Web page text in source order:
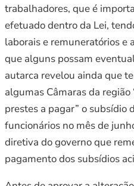
trabalhadores, que é
efetuado dentro da Lei,
laborais e remuneratórios e
que alguns possam
autarca revelou ainda que
algumas Câmaras da
prestes a pagar” o subsídio
funcionários no mês de
diretiva do governo que
pagamento dos subsídios